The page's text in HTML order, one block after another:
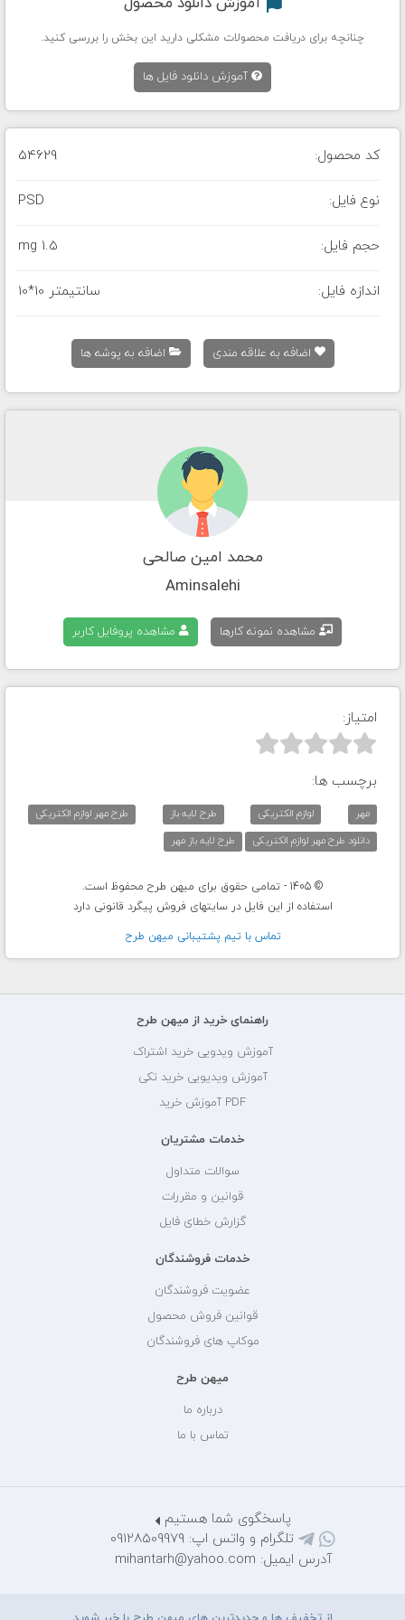
چنانچه برای دریافت محصولات مشکلی دارید این بخش را بررسی کنید.
آموزش دانلود فایل ها
کد محصول: 54629
نوع فایل: PSD
حجم فایل: 1.5 mg
اندازه فایل: 10*10 سانتیمتر
اضافه به علاقه مندی اضافه به پوشه ها
محمد امین صالحی
Aminsalehi
مشاهده نمونه کارها مشاهده پروفایل کاربر
امتیاز:



برچسب ها:
مهر لوازم الکتریکی طرح لایه باز
طرح مهر لوازم الکتریکی
دانلود طرح مهر لوازم الکتریکی
طرح لایه باز مهر
© 1405 - تمامی حقوق برای میهن طرح محفوظ است.
استفاده از این فایل در سایتهای فروش پیگرد قانونی دارد
تماس با تيم پشتيبانی ميهن طرح
راهنمای خرید از میهن طرح
آموزش ویدویی خرید اشتراک
آموزش ویدیویی خرید تکی
PDF آموزش خرید
خدمات مشتریان
سوالات متداول
قوانین و مقررات
گزارش خطای فایل
خدمات فروشندگان
عضویت فروشندگان
قوانین فروش محصول
موکاپ های فروشندگان
میهن طرح
درباره ما
تماس با ما
پاسخگوی شما هستیم
تلگرام و واتس اپ: 09128509979
آدرس ایمیل: mihantarh@yahoo.com